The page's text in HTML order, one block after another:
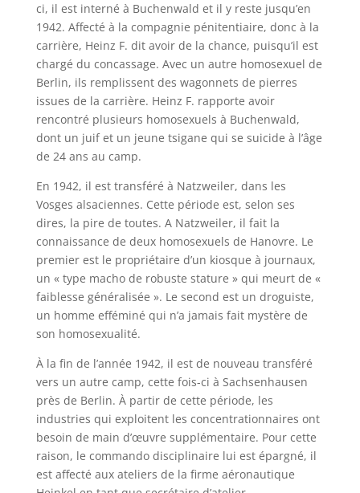
ci, il est interné à Buchenwald et il y reste jusqu’en
1942. Affecté à la compagnie pénitentiaire, donc à la
carrière, Heinz F. dit avoir de la chance, puisqu’il est
chargé du concassage. Avec un autre homosexuel de
Berlin, ils remplissent des wagonnets de pierres
issues de la carrière. Heinz F. rapporte avoir
rencontré plusieurs homosexuels à Buchenwald,
dont un juif et un jeune tsigane qui se suicide à l’âge
de 24 ans au camp.
En 1942, il est transféré à Natzweiler, dans les
Vosges alsaciennes. Cette période est, selon ses
dires, la pire de toutes. A Natzweiler, il fait la
connaissance de deux homosexuels de Hanovre. Le
premier est le propriétaire d’un kiosque à journaux,
un « type macho de robuste stature » qui meurt de «
faiblesse généralisée ». Le second est un droguiste,
un homme efféminé qui n’a jamais fait mystère de
son homosexualité.
À la fin de l’année 1942, il est de nouveau transféré
vers un autre camp, cette fois-ci à Sachsenhausen
près de Berlin. À partir de cette période, les
industries qui exploitent les concentrationnaires ont
besoin de main d’œuvre supplémentaire. Pour cette
raison, le commando disciplinaire lui est épargné, il
est affecté aux ateliers de la firme aéronautique